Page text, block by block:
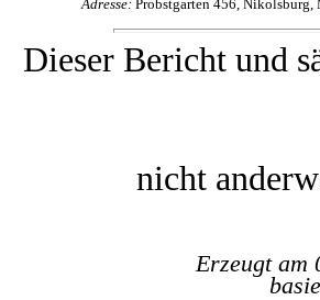
Adresse: Probstgarten 456,
Dieser Bericht und
nicht
Erzeugt am